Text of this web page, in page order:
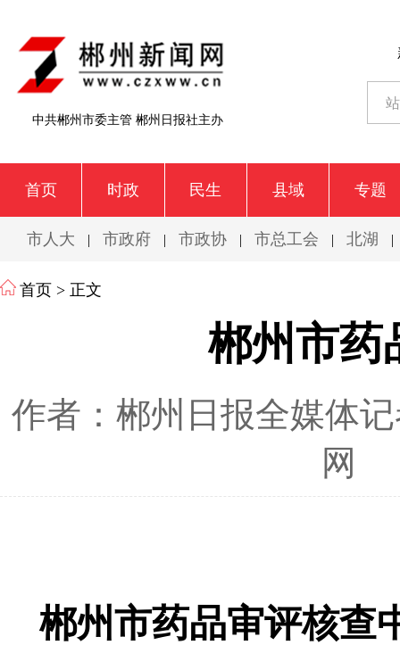
中共郴州市委主管 郴州日报社主办
首页 时政 民生 县域 专题
市人大 | 市政府 | 市政协 | 市总工会 | 北湖 |
首页 > 正文
郴州市药
作者：郴州日报全媒体
网
郴州市药品审评核查